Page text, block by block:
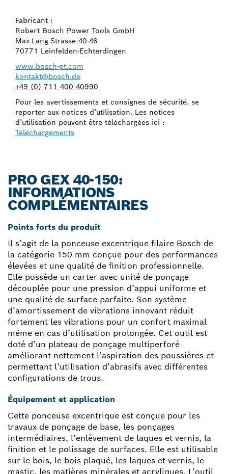
Fabricant :
Robert Bosch Power Tools GmbH
Max-Lang-Strasse 40-46
70771 Leinfelden-Echterdingen
www.bosch-pt.com
kontakt@bosch.de
+49 (0) 711 400 40990
Pour les avertissements et consignes de sécurité, se
reporter aux notices d’utilisation. Les notices
d’utilisation peuvent être téléchargées ici :
Téléchargements
PRO GEX 40-150:
INFORMATIONS
COMPLÉMENTAIRES
Points forts du produit
Il s’agit de la ponceuse excentrique filaire Bosch de
la catégorie 150 mm conçue pour des performances
élevées et une qualité de finition professionnelle.
Elle possède un carter avec unité de ponçage
découplée pour une pression d’appui uniforme et
une qualité de surface parfaite. Son système
d’amortissement de vibrations innovant réduit
fortement les vibrations pour un confort maximal
même en cas d’utilisation prolongée. Cet outil est
doté d’un plateau de ponçage multiperforé
améliorant nettement l’aspiration des poussières et
permettant l’utilisation d’abrasifs avec différentes
configurations de trous.
Équipement et application
Cette ponceuse excentrique est conçue pour les
travaux de ponçage de base, les ponçages
intermédiaires, l’enlèvement de laques et vernis, la
finition et le polissage de surfaces. Elle est utilisable
sur le bois, le bois plaqué, les laques et vernis, le
mastic, les matières minérales et acryliques. L’outil